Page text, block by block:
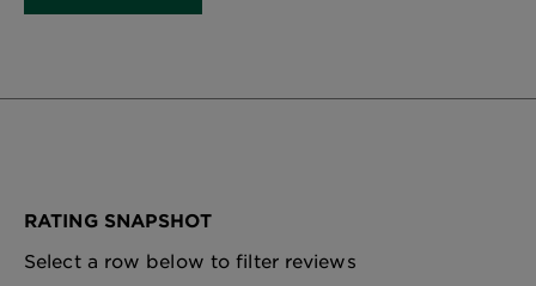
RATING SNAPSHOT
Select a row below to filter reviews